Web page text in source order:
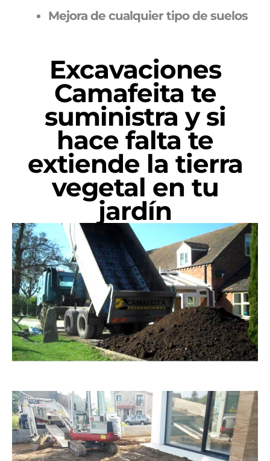
Mejora de cualquier tipo de suelos
Excavaciones
Camafeita te
suministra y si
hace falta te
extiende la tierra
vegetal en tu
jardín